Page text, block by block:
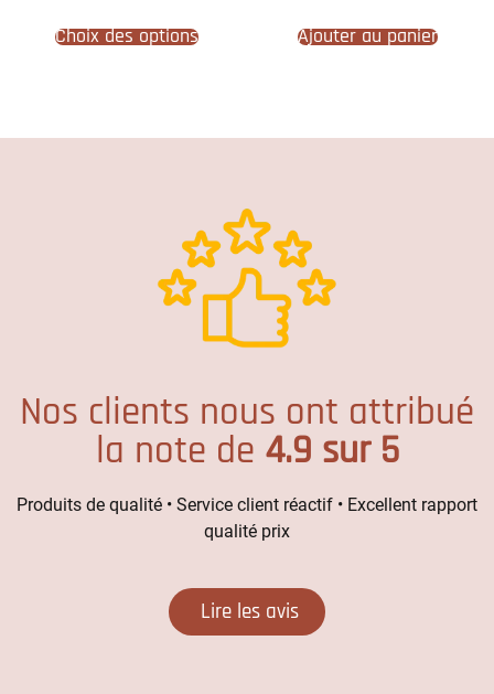
Choix des options Ajouter au panier
Nos clients nous ont attribué
la note de 4.9 sur 5
Produits de qualité • Service client réactif • Excellent rapport
qualité prix
Lire les avis